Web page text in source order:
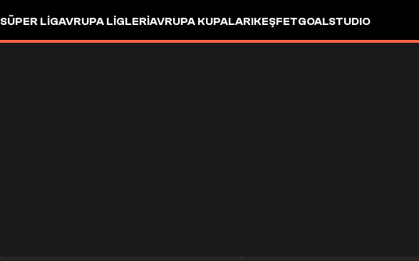
SÜPER LIGAVRUPA LIGLERIAVRUPA KUPALARIKEŞFETGOALSTUDIO